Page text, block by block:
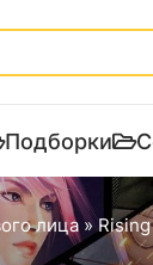
Подборки
лица»